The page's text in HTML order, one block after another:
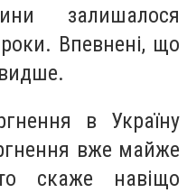
залишалося
Впевнені, що
в Україну
вже майже
скаже навіщо